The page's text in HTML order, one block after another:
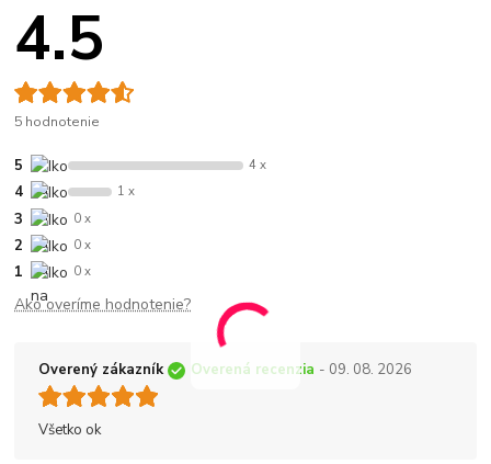
4.5
5 hodnotenie
5 4 x
4 1 x
3 0 x
2 0 x
1 0 x
Ako overíme hodnotenie?
Overený zákazník Overená recenzia - 09. 08. 2026
Všetko ok